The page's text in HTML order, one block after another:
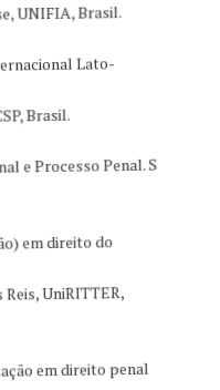
UNIFIA, Brasil.
Lato-
Brasil.
e Processo Penal. S
em direito do
UniRITTER,
em direito penal